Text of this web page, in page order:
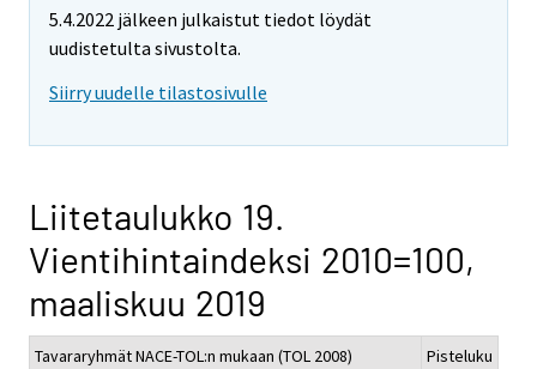
5.4.2022 jälkeen julkaistut tiedot löydät
uudistetulta sivustolta.
Siirry uudelle tilastosivulle
Liitetaulukko 19.
Vientihintaindeksi 2010=100,
maaliskuu 2019
Tavararyhmät NACE-TOL:n mukaan (TOL 2008)
Pisteluku